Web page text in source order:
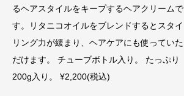
るヘアスタイルをキープするヘアクリームで
す。リタニコオイルをブレンドするとスタイ
リング力が緩まり、ヘアケアにも使っていた
だけます。 チューブボトル入り。 たっぷり
200g入り。 ¥2,200(税込)